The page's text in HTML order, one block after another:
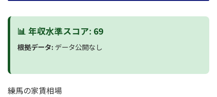
📊 年収水準スコア: 69
根拠データ:データ公開なし
練馬の家賃相場